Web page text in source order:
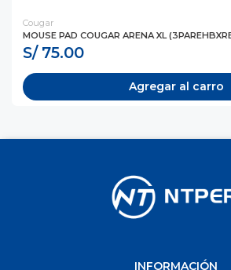
Cougar
MOUSE PAD COUGAR ARENA XL
S/ 75.00
Agregar al carro
INFORMACIÓN